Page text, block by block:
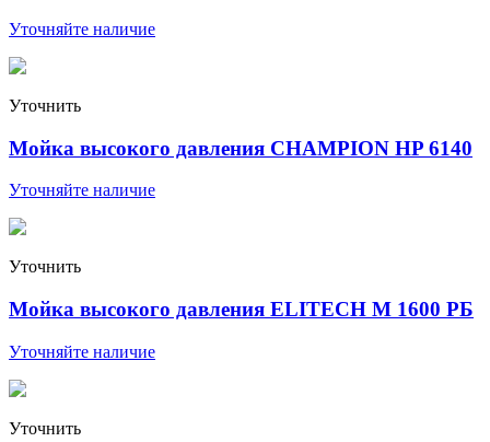
Уточняйте наличие
Уточнить
Мойка высокого давления CHAMPION HP 6140
Уточняйте наличие
Уточнить
Мойка высокого давления ELITECH М 1600 РБ
Уточняйте наличие
Уточнить